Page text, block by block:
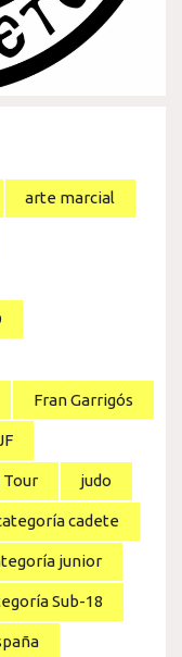
arte marcial
Fran Garrigós
Tour judo
cadete
junior
Sub-18